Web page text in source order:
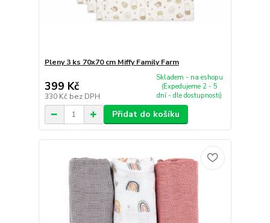
Pleny 3 ks 70x70 cm Miffy Family Farm
399 Kč
330 Kč bez DPH
Skladem - na eshopu
(Expedujeme 2 - 5
dní - dle dostupnosti)
Přidat do košíku